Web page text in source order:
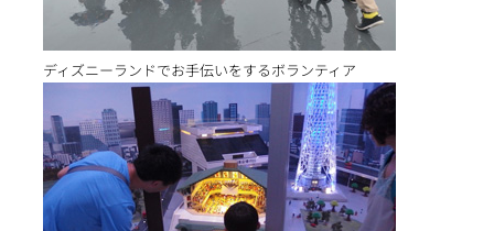
ディズニーランドでお手伝いをするボランティア